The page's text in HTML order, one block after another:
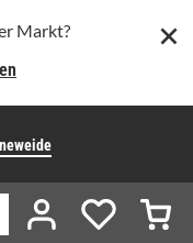
Markt?